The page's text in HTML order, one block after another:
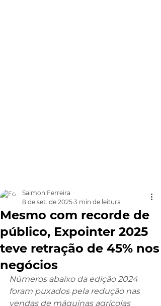
Mesmo com recorde de
público, Expointer 2025
teve retração de 45% nos
negócios
Saimon Ferreira
8 de set. de 2025 3 min de leitura
Números abaixo da edição 2024
foram puxados pela redução nas
vendas de máquinas agrícolas